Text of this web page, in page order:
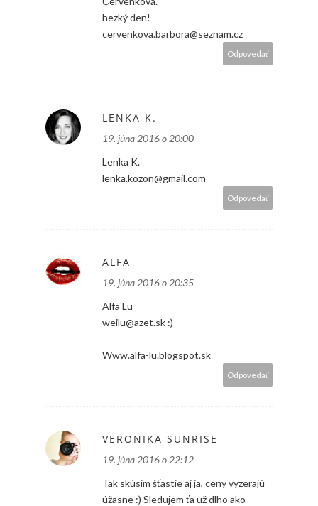
hezký den!
cervenkova.barbora@seznam.cz
Odpovedať
LENKA K.
19. júna 2016 o 20:00
Lenka K.
lenka.kozon@gmail.com
Odpovedať
ALFA
19. júna 2016 o 20:35
Alfa Lu
weilu@azet.sk :)
Www.alfa-lu.blogspot.sk
Odpovedať
VERONIKA SUNRISE
19. júna 2016 o 22:12
Tak skúsim šťastie aj ja, ceny vyzerajú
úžasne :) Sledujem ťa už dlho ako